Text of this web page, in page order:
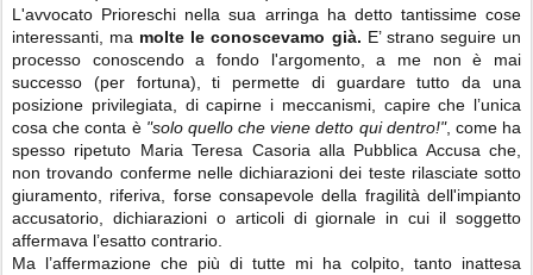
L'avvocato Prioreschi nella sua arringa ha detto tantissime cose
interessanti, ma molte le conoscevamo già. E’ strano seguire un
processo conoscendo a fondo l'argomento, a me non è mai
successo (per fortuna), ti permette di guardare tutto da una
posizione privilegiata, di capirne i meccanismi, capire che l’unica
cosa che conta è "solo quello che viene detto qui dentro!", come ha
spesso ripetuto Maria Teresa Casoria alla Pubblica Accusa che,
non trovando conferme nelle dichiarazioni dei teste rilasciate sotto
giuramento, riferiva, forse consapevole della fragilità dell'impianto
accusatorio, dichiarazioni o articoli di giornale in cui il soggetto
affermava l’esatto contrario.
Ma l’affermazione che più di tutte mi ha colpito, tanto inattesa